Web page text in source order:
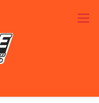
Menu